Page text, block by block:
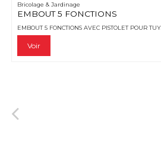
Bricolage & Jardinage
EMBOUT 5 FONCTIONS
EMBOUT 5 FONCTIONS AVEC PISTOLET POUR
Voir